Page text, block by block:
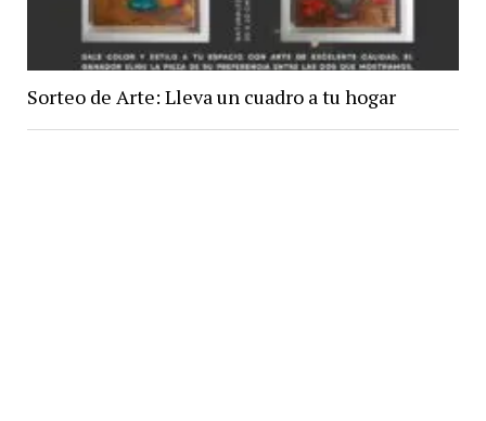
Sorteo de Arte: Lleva un cuadro a tu hogar